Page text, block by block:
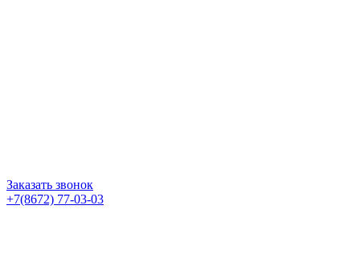
Заказать звонок
+7(8672) 77-03-03